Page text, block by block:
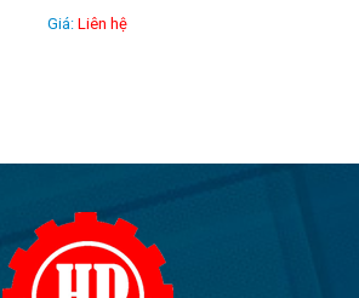
Giá: Liên hệ